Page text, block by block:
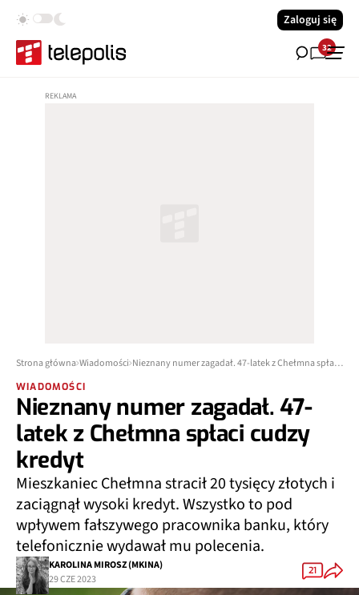
Zaloguj się
32
Strona główna Wiadomości Nieznany numer zagadał. 47-latek z Chełmna spłaci cudzy kredyt
WIADOMOŚCI
Nieznany numer zagadał. 47-
latek z Chełmna spłaci cudzy
kredyt
Mieszkaniec Chełmna stracił 20 tysięcy złotych i
zaciągnął wysoki kredyt. Wszystko to pod
wpływem fałszywego pracownika banku, który
telefonicznie wydawał mu polecenia.
KAROLINA MIROSZ (MKINA)
29 CZE 2023
21